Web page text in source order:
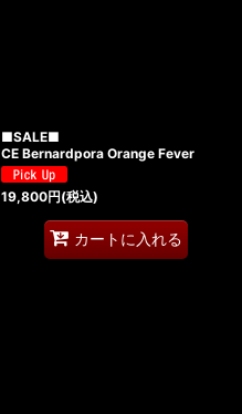
■SALE■
CE Bernardpora Orange Fever
19,800円(税込)
カートに入れる